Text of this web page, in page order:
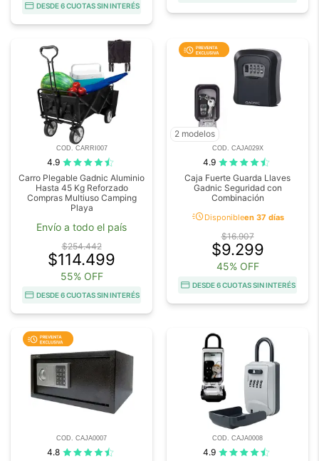
DESDE 6 CUOTAS SIN INTERÉS
COD. CARRI007
4.9
Carro Plegable Gadnic Aluminio
Hasta 45 Kg Reforzado
Compras Multiuso Camping
Playa
Envío a todo el país
$254.442
$114.499
55% OFF
DESDE 6 CUOTAS SIN INTERÉS
2 modelos
COD. CAJA029X
4.9
Caja Fuerte Guarda Llaves
Gadnic Seguridad con
Combinación
acuteDisponibleen 37 días
$16.907
$9.299
45% OFF
DESDE 6 CUOTAS SIN INTERÉS
COD. CAJA0007
4.8
COD. CAJA0008
4.9